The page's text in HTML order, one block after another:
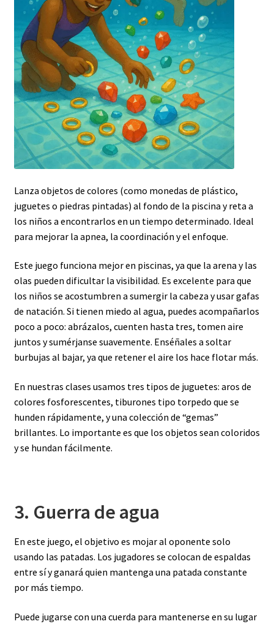
Lanza objetos de colores (como monedas de plástico,
juguetes o piedras pintadas) al fondo de la piscina y reta a
los niños a encontrarlos en un tiempo determinado. Ideal
para mejorar la apnea, la coordinación y el enfoque.
Este juego funciona mejor en piscinas, ya que la arena y las
olas pueden dificultar la visibilidad. Es excelente para que
los niños se acostumbren a sumergir la cabeza y usar gafas
de natación. Si tienen miedo al agua, puedes acompañarlos
poco a poco: abrázalos, cuenten hasta tres, tomen aire
juntos y sumérjanse suavemente. Enséñales a soltar
burbujas al bajar, ya que retener el aire los hace flotar más.
En nuestras clases usamos tres tipos de juguetes: aros de
colores fosforescentes, tiburones tipo torpedo que se
hunden rápidamente, y una colección de “gemas”
brillantes. Lo importante es que los objetos sean coloridos
y se hundan fácilmente.
3. Guerra de agua
En este juego, el objetivo es mojar al oponente solo
usando las patadas. Los jugadores se colocan de espaldas
entre sí y ganará quien mantenga una patada constante
por más tiempo.
Puede jugarse con una cuerda para mantenerse en su lugar